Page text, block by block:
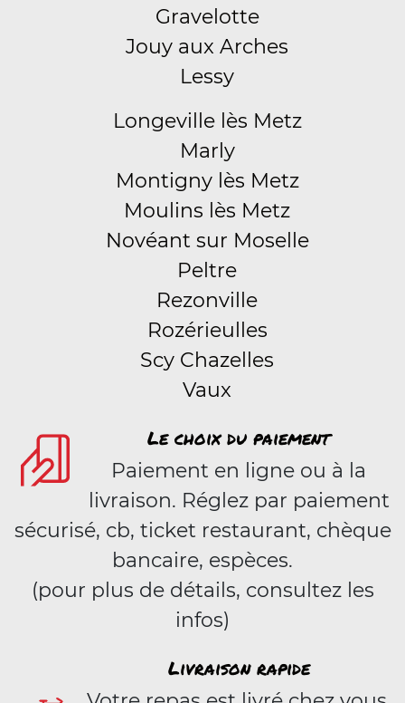
Gravelotte
Jouy aux Arches
Lessy
Longeville lès Metz
Marly
Montigny lès Metz
Moulins lès Metz
Novéant sur Moselle
Peltre
Rezonville
Rozérieulles
Scy Chazelles
Vaux
Le choix du paiement
Paiement en ligne ou à la
livraison. Réglez par paiement
sécurisé, cb, ticket restaurant, chèque
bancaire, espèces.
(pour plus de détails, consultez les
infos)
Livraison rapide